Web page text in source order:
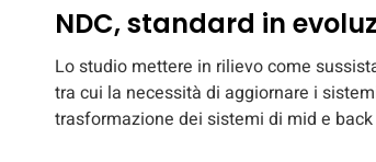
NDC, standard in
Lo studio mettere in rilievo come
tra cui la necessità di aggiornare i
trasformazione dei sistemi di mid e